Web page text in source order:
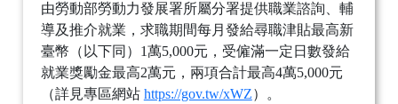
由勞動部勞動力發展署所屬分署提供職業諮詢、輔
導及推介就業，求職期間每月發給尋職津貼最高新
臺幣（以下同）1萬5,000元，受僱滿一定日數發給
就業獎勵金最高2萬元，兩項合計最高4萬5,000元
（詳見專區網站 https://gov.tw/xWZ）。